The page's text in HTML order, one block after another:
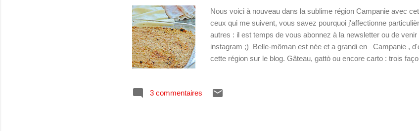
Nous voici à nouveau dans la sublime région Campanie avec
ceux qui me suivent, vous savez pourquoi j'affectionne
autres : il est temps de vous abonnez à la newsletter ou de
instagram ;) Belle-môman est née et a grandi en Campanie ,
cette région sur le blog. Gâteau, gattò ou encore carto : trois
dernier est d'ailleurs le cousin et le beau-frère du Roi Louis XVI
3 commentaires